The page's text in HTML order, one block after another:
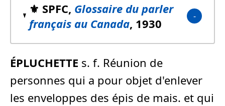
⚜️ SPFC, Glossaire du parler
français au Canada, 1930
ÉPLUCHETTE s. f. Réunion de
personnes qui a pour objet d'enlever
les enveloppes des épis de mais. et qui